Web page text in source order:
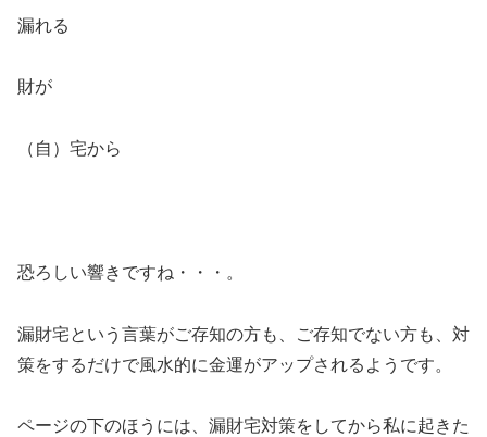
漏れる
財が
（自）宅から
恐ろしい響きですね・・・。
漏財宅という言葉がご存知の方も、ご存知でない方も、対
策をするだけで風水的に金運がアップされるようです。
ページの下のほうには、漏財宅対策をしてから私に起きた